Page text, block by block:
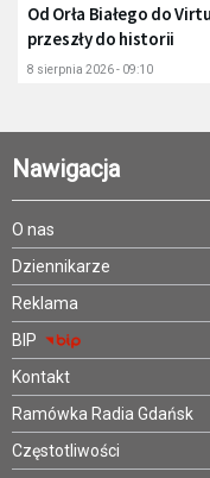
Od Orła Białego do
przeszły do historii
8 sierpnia 2026 - 09:10
Nawigacja
O nas
Dziennikarze
Reklama
BIP
Kontakt
Ramówka Radia Gdańsk
Częstotliwości